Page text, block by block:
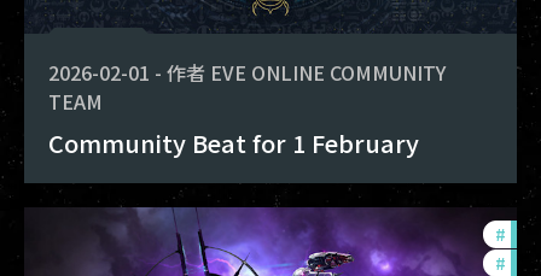
2026-02-01 - 作者 EVE ONLINE COMMUNITY
TEAM
Community Beat for 1 February
#
#